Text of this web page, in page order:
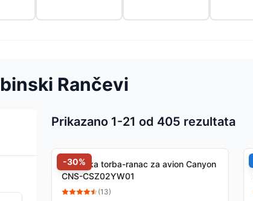
Rančevi
Prikazano 1-21 od 405 rezultata
Sortiranje proizvoda
-30%
Kabinska torba-ranac za avion Canyon
CNS-CSZ02YW01
(13)